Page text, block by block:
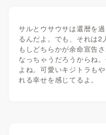
サルとウサウサは還暦を
るんだよ。でも、それは2
もしどちらかが余命宣告
なっちゃうだろうからね
よね。可愛いキジトラも
れる幸せを感じてるよ。